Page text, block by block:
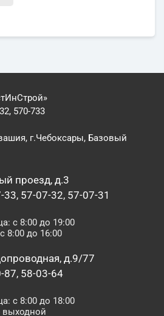
570-733
г.Чебоксары, Базовый
проезд, д.3
57-07-32, 57-07-31
с 8:00 до 19:00
8:00 до 16:00
д.9/77
87, 58-03-64
с 8:00 до 18:00
выходной